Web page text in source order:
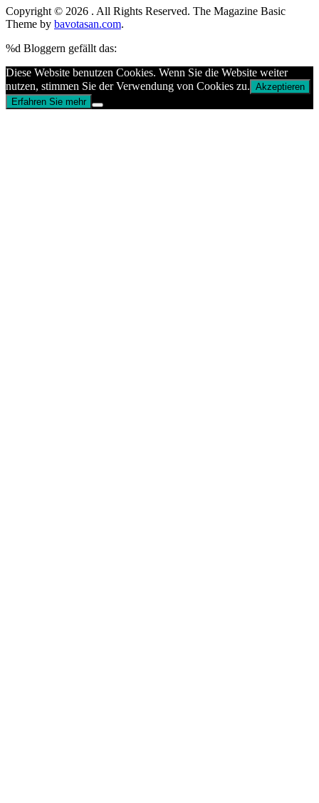
Copyright © 2026 . All Rights Reserved. The Magazine Basic
Theme by bavotasan.com.
%d Bloggern gefällt das:
Diese Website benutzen Cookies. Wenn Sie die Website weiter
nutzen, stimmen Sie der Verwendung von Cookies zu. Akzeptieren
Erfahren Sie mehr